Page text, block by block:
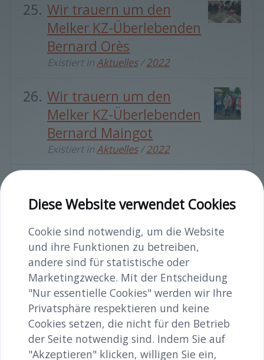
Wir trauern um den
Melker KZ-Überlebenden
Bernard Orès
Existiert inAktuelles /2022
Wir trauern um den
Melker KZ-Überlebenden
Bernard Maingot
Existiert inAktuelles /2022
Biographien:Lokale
Weltkrieg
Mittwoch, 21. September -
19 Uhr
Existiert inAktuelles/2022
Exkursion nach Steyr:
Museum Arbeitswelt &
Diese Website verwendet Cookies
Cookie sind notwendig, um die Website
und ihre Funktionen zu betreiben,
andere sind für statistische oder
Marketingzwecke. Mit der Entscheidung
"Nur essentielle Cookies" werden wir Ihre
Privatsphäre respektieren und keine
Cookies setzen, die nicht für den Betrieb
der Seite notwendig sind. Indem Sie auf
"Akzeptieren" klicken, willigen Sie ein,